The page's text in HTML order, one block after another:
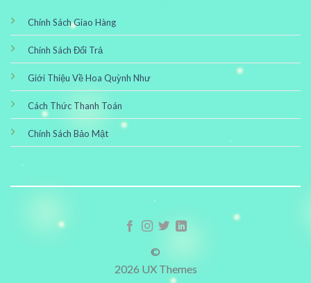
Chính Sách Giao Hàng
Chính Sách Đổi Trả
Giới Thiệu Về Hoa Quỳnh Như
Cách Thức Thanh Toán
Chính Sách Bảo Mật
©
2026 UX Themes